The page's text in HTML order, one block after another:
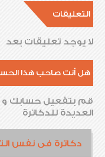
التعليقات
لا يوجد تعليقات بعد
هل أنت صاحب هذا
قم بتفعيل حسابك و
العديدة للدكاترة
دكاترة فى نفس